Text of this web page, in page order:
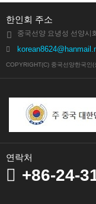
한인회 주소
중국선양 요녕성 선양시
COPYRIGHT(C) 중국선양한국인
연락처
+86-24-